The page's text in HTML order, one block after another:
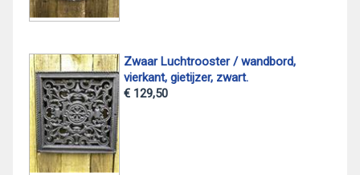
Zwaar Luchtrooster / wandbord,
vierkant, gietijzer, zwart.
€ 129,50